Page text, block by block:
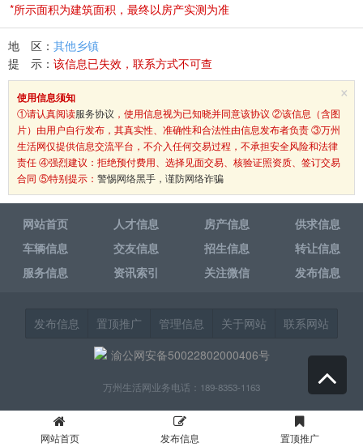
*所示面积为建筑面积，最终以房产实测为准
地 区： 其他乡镇
提 示： 该信息已失效，联系方式不可查
×
使用信息须知
①请认真阅读服务协议 ，使用信息视为已知晓并同意该协议 ②该信息（含图
片）由用户自行发布，其真实性、准确性和合法性由信息发布者负责 ③万州
生活网仅提供信息交流平台，不介入任何交易过程，不承担安全风险和法律
责任 ④强烈建议：拒绝预付费用、选择见面交易、核验证照资质、签订交易
合同 ⑤特别提示： 警惕网络黑手，谨防网络诈骗
网站首页 人才信息 房产信息
供求信息
车辆信息
交友信息 招生信息
转让信息
服务信息
资讯索引 关注微信 发布信息
发布信息 置顶推广 管理信息 关于网站
联系网站
渝公网安备50022802000406号
万州生活网业务电话：189-8353-1163
网站首页 发布信息 置顶推广